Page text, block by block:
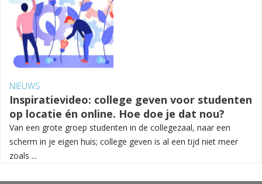
NIEUWS
Inspiratievideo: college geven voor studenten
op locatie én online. Hoe doe je dat nou?
Van een grote groep studenten in de collegezaal, naar een
scherm in je eigen huis; college geven is al een tijd niet meer
zoals ...